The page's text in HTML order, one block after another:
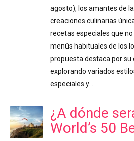
agosto), los amantes de
creaciones culinarias
recetas especiales que
menús habituales de los
propuesta destaca por su
explorando variados
especiales y…
¿A dónde
World’s 50